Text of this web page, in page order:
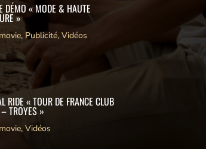
DÉMO « MODE & HAUTE
»
, Publicité, Vidéos
RIDE « TOUR DE FRANCE CLUB
TROYES »
, Vidéos